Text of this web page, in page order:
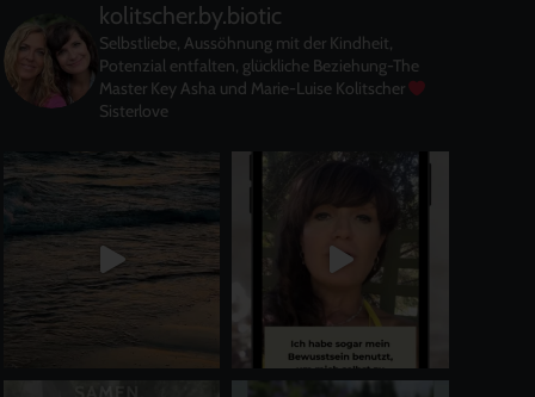
kolitscher.by.biotic
Selbstliebe, Aussöhnung mit der Kindheit,
Potenzial entfalten, glückliche Beziehung-The
Master KeyAsha und Marie-Luise Kolitscher
Sisterlove